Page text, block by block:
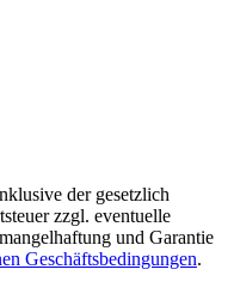
der gesetzlich
zzgl. eventuelle
und Garantie
Geschäftsbedingungen.